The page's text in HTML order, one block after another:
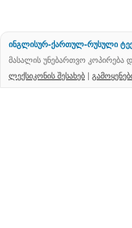
ინგლისურ-ქართულ-რუსული
მასალის უნებართვო კოპირება
ლექსიკონის შესახებ |